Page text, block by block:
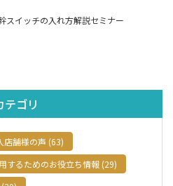
スイッチの入れ方解説セミナー
テゴリ
店舗様の声 (63)
するためのお役立ち情報 (29)